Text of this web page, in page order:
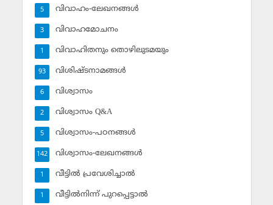
വിവാഹം-ലേഖനങ്ങള്‍
5
വിവാഹമോചനം
3
വിവാഹിതനും തൊഴിലുടമയും
1
വിശിഷ്ടനാമങ്ങള്‍
93
വിശ്വാസം
6
വിശ്വാസം Q&A
2
വിശ്വാസം-പഠനങ്ങള്‍
5
വിശ്വാസം-ലേഖനങ്ങള്‍
142
വീട്ടില്‍ പ്രവേശിച്ചാല്‍
1
വീട്ടില്‍നിന്ന് പുറപ്പെട്ടാല്‍
1